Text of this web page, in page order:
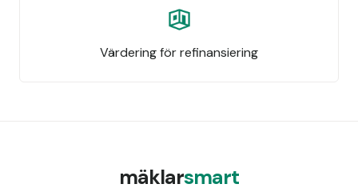
Värdering för refinansiering
mäklarsmart